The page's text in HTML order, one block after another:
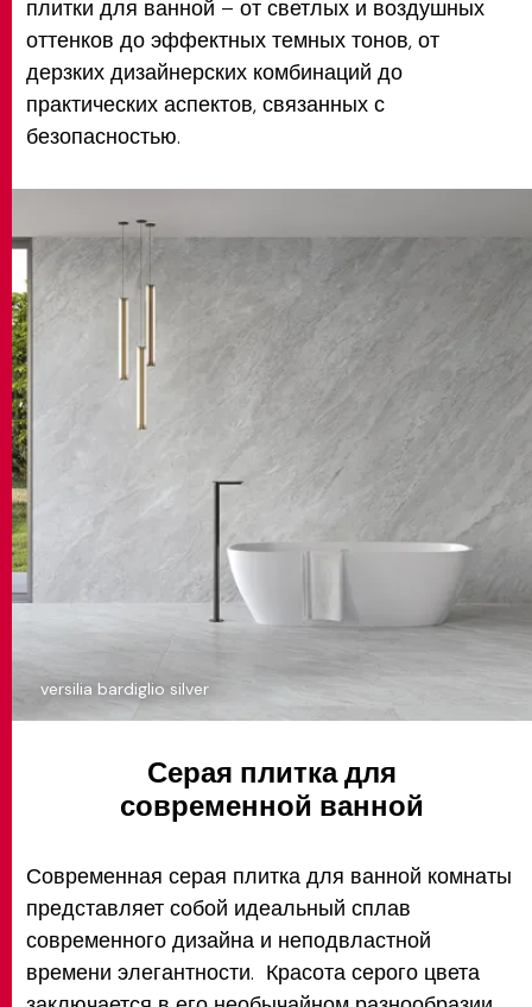
versilia bardiglio silver
плитки для ванной – от светлых и воздушных
оттенков до эффектных темных тонов, от
дерзких дизайнерских комбинаций до
практических аспектов, связанных с
безопасностью.
Серая плитка для
современной ванной
Современная серая плитка для ванной комнаты
представляет собой идеальный сплав
современного дизайна и неподвластной
времени элегантности. Красота серого цвета